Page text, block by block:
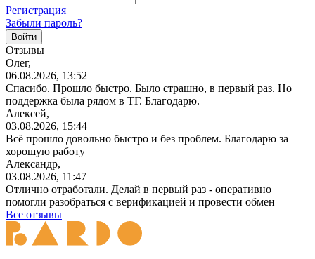
Регистрация
Забыли пароль?
Отзывы
Олег,
06.08.2026, 13:52
Спасибо. Прошло быстро. Было страшно, в первый раз. Но
поддержка была рядом в ТГ. Благодарю.
Алексей,
03.08.2026, 15:44
Всё прошло довольно быстро и без проблем. Благодарю за
хорошую работу
Александр,
03.08.2026, 11:47
Отлично отработали. Делай в первый раз - оперативно
помогли разобраться с верификацией и провести обмен
Все отзывы